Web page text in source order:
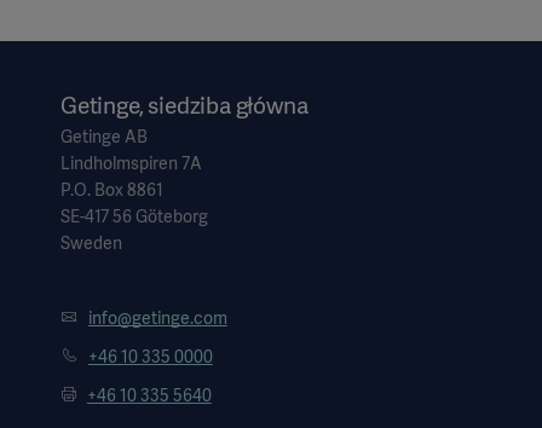
Getinge, siedziba główna
Getinge AB
Lindholmspiren 7A
P.O. Box 8861
SE-417 56 Göteborg
Sweden
info@getinge.com
+46 10 335 0000
+46 10 335 5640